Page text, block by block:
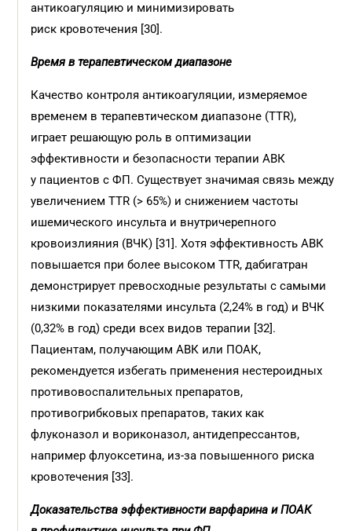
антикоагуляцию и минимизировать
риск кровотечения [30].
Время втерапевтическом диапазоне
Качество контроля антикоагуляции, измеряемое
временем в терапевтическом диапазоне (TTR),
играет решающую роль в оптимизации
эффективности и безопасности терапии АВК
у пациентов с ФП. Существует значимая связь между
увеличением TTR (> 65%) и снижением частоты
ишемического инсульта и внутричерепного
кровоизлияния (ВЧК) [31]. Хотя эффективность АВК
повышается при более высоком TTR, дабигатран
демонстрирует превосходные результаты с самыми
низкими показателями инсульта (2,24% в год) и ВЧК
(0,32% в год) среди всех видов терапии [32].
Пациентам, получающим АВК или ПОАК,
рекомендуется избегать применения нестероидных
противовоспалительных препаратов,
противогрибковых препаратов, таких как
флуконазол и вориконазол, антидепрессантов,
например флуоксетина, из-за повышенного риска
кровотечения [33].
Доказательства эффективности варфарина иПОАК